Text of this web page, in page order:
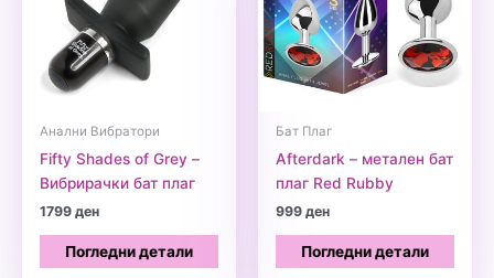
Анални Вибратори
Fifty Shades of Grey –
Вибрирачки бат плаг
1799ден
Погледни детали
Бат Плаг
Afterdark – метален бат
плаг Red Rubby
999ден
Погледни детали